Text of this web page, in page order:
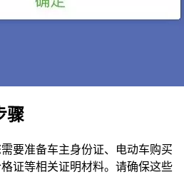
骤
要准备车主身份证、电动车购买
证等相关证明材料。请确保这些